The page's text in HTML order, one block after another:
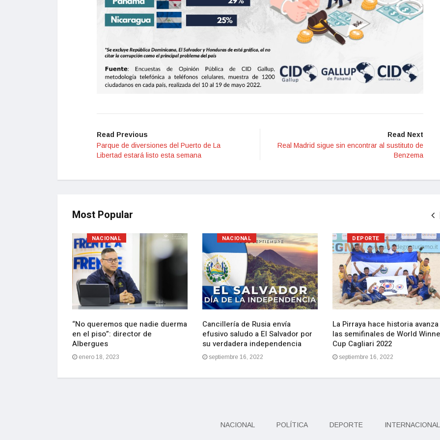
Read Previous
Parque de diversiones del Puerto de La
Libertad estará listo esta semana
Read Next
Real Madrid sigue sin encontrar al sustituto de
Benzema
Most Popular
NACIONAL
“No queremos que nadie duerma
en el piso”: director de
Albergues
enero 18, 2023
NACIONAL
Cancillería de Rusia envía
efusivo saludo a El Salvador por
su verdadera independencia
septiembre 16, 2022
DEPORTE
La Pirraya hace historia avanza
las semifinales de World
Cup Cagliari 2022
septiembre 16, 2022
NACIONAL POLÍTICA DEPORTE INTERNACIONAL